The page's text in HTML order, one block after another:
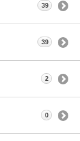
39
39
2
0